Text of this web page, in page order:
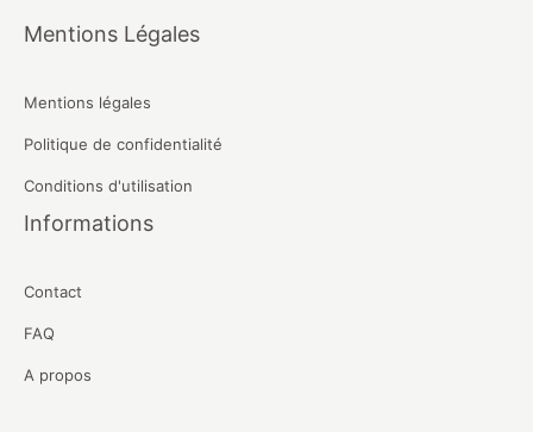
Mentions Légales
Mentions légales
Politique de confidentialité
Conditions d'utilisation
Informations
Contact
FAQ
A propos